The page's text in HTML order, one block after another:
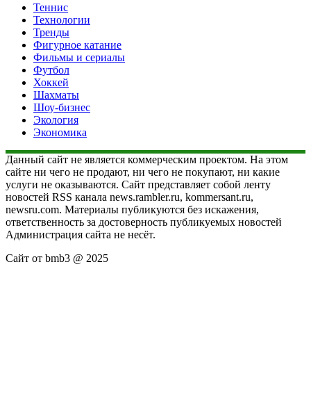
Теннис
Технологии
Тренды
Фигурное катание
Фильмы и сериалы
Футбол
Хоккей
Шахматы
Шоу-бизнес
Экология
Экономика
Данный сайт не является коммерческим проектом. На этом
сайте ни чего не продают, ни чего не покупают, ни какие
услуги не оказываются. Сайт представляет собой ленту
новостей RSS канала news.rambler.ru, kommersant.ru,
newsru.com. Материалы публикуются без искажения,
ответственность за достоверность публикуемых новостей
Администрация сайта не несёт.
Сайт от bmb3 @ 2025